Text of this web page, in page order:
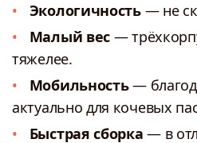
Экологичность— не
Малый вес —
тяжелее.
Мобильность—
актуально для кочевых
Быстрая сборка — в